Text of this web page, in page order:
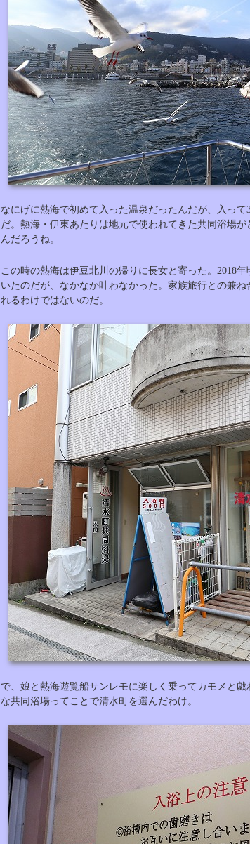
なにげに熱海で初めて入った温泉だったんだが、入っ
だ。熱海・伊東あたりは地元で使われてきた共同浴場
んだろうね。
この時の熱海は伊豆北川の帰りに長女と寄った。2018
いたのだが、なかなか叶わなかった。家族旅行との兼
れるわけではないのだ。
で、娘と熱海遊覧船サンレモに楽しく乗ってカモメと
な共同浴場ってことで清水町を選んだわけ。